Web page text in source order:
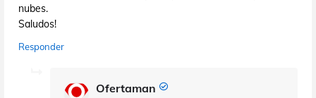
nubes.
Saludos!
Responder
Ofertaman